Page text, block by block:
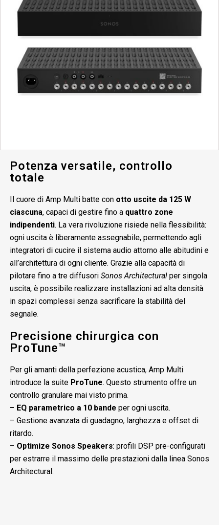
Potenza versatile, controllo
totale
Il cuore di Amp Multi batte con otto uscite da 125 W
ciascuna, capaci di gestire fino a quattro zone
indipendenti. La vera rivoluzione risiede nella flessibilità:
ogni uscita è liberamente assegnabile, permettendo agli
integratori di cucire il sistema audio attorno alle abitudini e
all’architettura di ogni cliente. Grazie alla capacità di
pilotare fino a tre diffusori Sonos Architectural per singola
uscita, è possibile realizzare installazioni ad alta densità
in spazi complessi senza sacrificare la stabilità del
segnale.
Precisione chirurgica con
ProTune™
Per gli amanti della perfezione acustica, Amp Multi
introduce la suite ProTune. Questo strumento offre un
controllo granulare mai visto prima.
– EQ parametrico a 10 bande per ogni uscita.
– Gestione avanzata di guadagno, larghezza e offset di
ritardo.
– Optimize Sonos Speakers: profili DSP pre-configurati
per estrarre il massimo delle prestazioni dalla linea Sonos
Architectural.